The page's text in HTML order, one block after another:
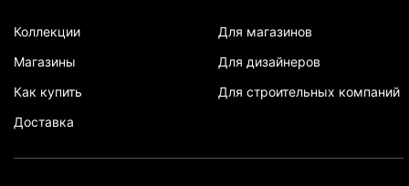
Коллекции
Магазины
Как купить
Доставка
Для магазинов
Для дизайнеров
Для строительных компаний